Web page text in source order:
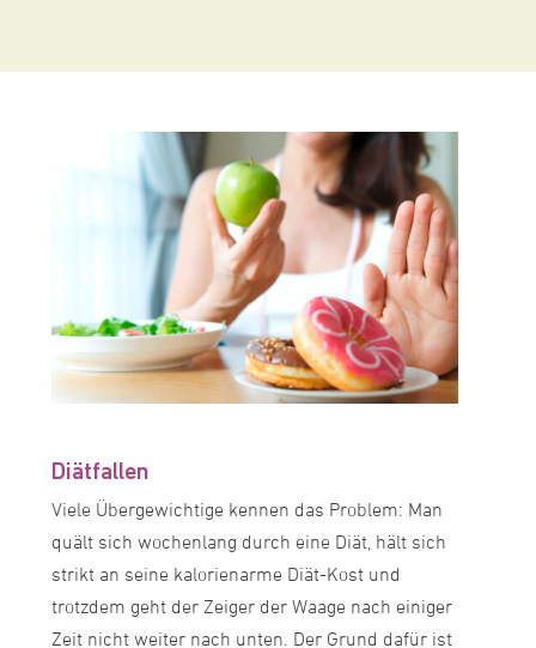
Diätfallen
Viele Übergewichtige kennen das Problem: Man
quält sich wochenlang durch eine Diät, hält sich
strikt an seine kalorienarme Diät-Kost und
trotzdem geht der Zeiger der Waage nach einiger
Zeit nicht weiter nach unten. Der Grund dafür ist